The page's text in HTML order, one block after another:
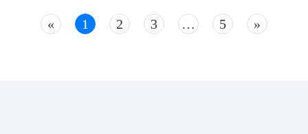
« 1 2 3 … 5 »